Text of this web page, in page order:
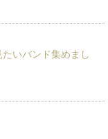
いバンド集めまし